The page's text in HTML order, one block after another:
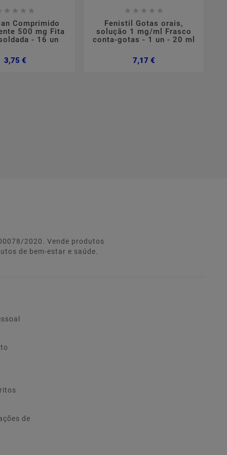
   
Comprimido
500 mg Fita
- 16 un
3,75 €Preço
    
Fenistil Gotas orais,
solução 1 mg/ml Frasco
conta-gotas - 1 un - 20 ml
7,17 €Preço
2020. Vende produtos
de bem-estar e saúde.
de